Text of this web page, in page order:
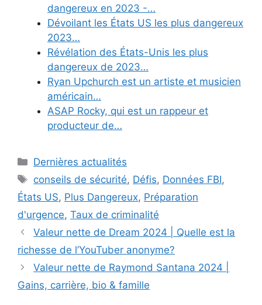
dangereux en 2023 -…
Dévoilant les États US les plus dangereux
2023…
Révélation des États-Unis les plus
dangereux de 2023…
Ryan Upchurch est un artiste et musicien
américain…
ASAP Rocky, qui est un rappeur et
producteur de…
Categories
Dernières actualités
Tags
conseils de sécurité, Défis, Données FBI,
États US, Plus Dangereux, Préparation
d'urgence, Taux de criminalité
Valeur nette de Dream 2024 | Quelle est la
richesse de l’YouTuber anonyme?
Valeur nette de Raymond Santana 2024 |
Gains, carrière, bio & famille